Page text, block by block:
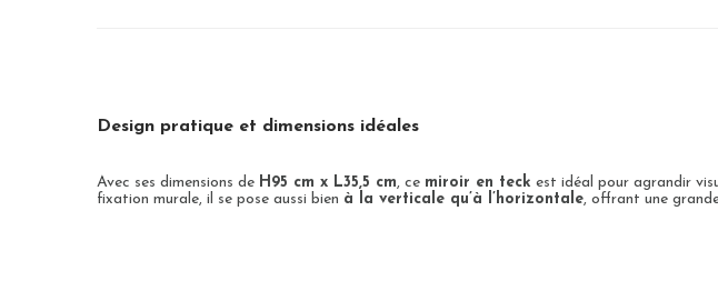
Design pratique et dimensions idéales
Avec ses dimensions de H95 cm x L35,5 cm, ce miroir en teck est idéal pour agrandir
fixation murale, il se pose aussi bien à la verticale qu’à l’horizontale, offrant une